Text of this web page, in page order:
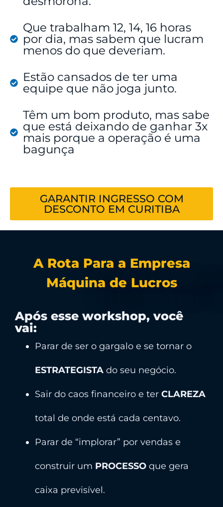
Que trabalham 12, 14, 16 horas
por dia, mas sabem que lucram
menos do que deveriam.
Estão cansados de ter uma
equipe que não joga junto.
Têm um bom produto, mas sabe
que está deixando de ganhar 3x
mais porque a operação é uma
bagunça
GARANTIR INGRESSO COM
DESCONTO EM CURITIBA
A Rota Para a Empresa
Máquina de Lucros
Após esse workshop, você
vai:
Parar de ser o gargalo e se tornar o
ESTRATEGISTA do seu negócio.
Sair do caos financeiro e ter CLAREZA
total de onde está cada centavo.
Parar de “implorar” por vendas e
construir um PROCESSO que gera
caixa previsível.